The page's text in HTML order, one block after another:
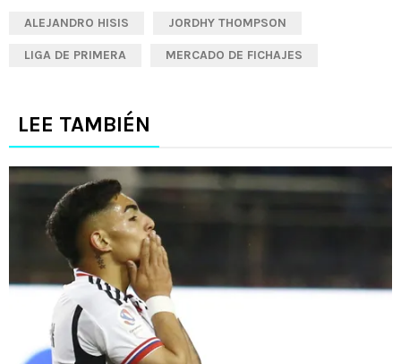
ALEJANDRO HISIS JORDHY THOMPSON
LIGA DE PRIMERA MERCADO DE FICHAJES
LEE TAMBIÉN